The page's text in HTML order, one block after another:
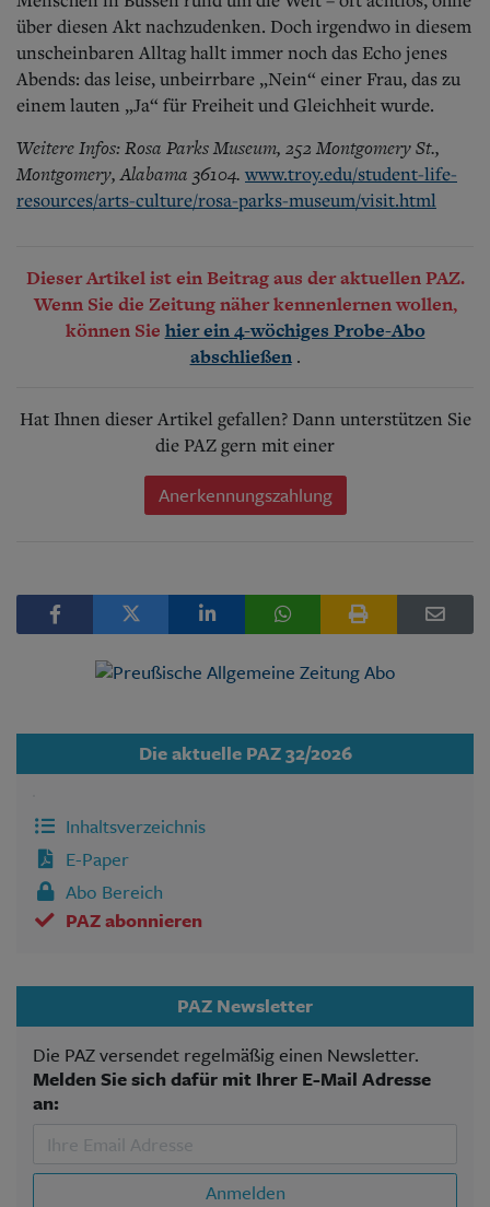
über diesen Akt nachzudenken. Doch irgendwo in diesem
unscheinbaren Alltag hallt immer noch das Echo jenes
Abends: das leise, unbeirrbare „Nein“ einer Frau, das zu
einem lauten „Ja“ für Freiheit und Gleichheit wurde.
Weitere Infos: Rosa Parks Museum, 252 Montgomery St.,
Montgomery, Alabama 36104. www.troy.edu/student-life-
resources/arts-culture/rosa-parks-museum/visit.html
Dieser Artikel ist ein Beitrag aus der aktuellen PAZ.
Wenn Sie die Zeitung näher kennenlernen wollen,
können Sie hier ein 4-wöchiges Probe-Abo
abschließen .
Hat Ihnen dieser Artikel gefallen? Dann unterstützen Sie
die PAZ gern mit einer
Anerkennungszahlung
Die aktuelle PAZ 32/2026
Inhaltsverzeichnis
E-Paper
Abo Bereich
PAZ abonnieren
PAZ Newsletter
Die PAZ versendet regelmäßig einen Newsletter.
Melden Sie sich dafür mit Ihrer E-Mail Adresse
an:
Anmelden